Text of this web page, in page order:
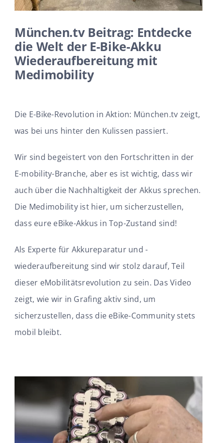
München.tv Beitrag: Entdecke
die Welt der E-Bike-Akku
Wiederaufbereitung mit
Medimobility
Die E-Bike-Revolution in Aktion: München.tv zeigt,
was bei uns hinter den Kulissen passiert.
Wir sind begeistert von den Fortschritten in der
E-mobility-Branche, aber es ist wichtig, dass wir
auch über die Nachhaltigkeit der Akkus sprechen.
Die Medimobility ist hier, um sicherzustellen,
dass eure eBike-Akkus in Top-Zustand sind!
Als Experte für Akkureparatur und -
wiederaufbereitung sind wir stolz darauf, Teil
dieser eMobilitätsrevolution zu sein. Das Video
zeigt, wie wir in Grafing aktiv sind, um
sicherzustellen, dass die eBike-Community stets
mobil bleibt.